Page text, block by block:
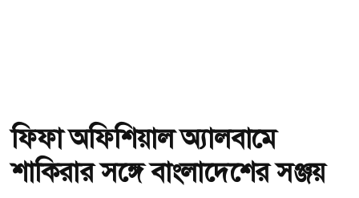
ফিফা অফিশিয়াল অ্যালবামে
শাকিরার সঙ্গে বাংলাদেশের সঞ্জয়